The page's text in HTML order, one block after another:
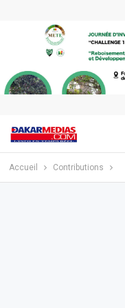
Accueil Contributions